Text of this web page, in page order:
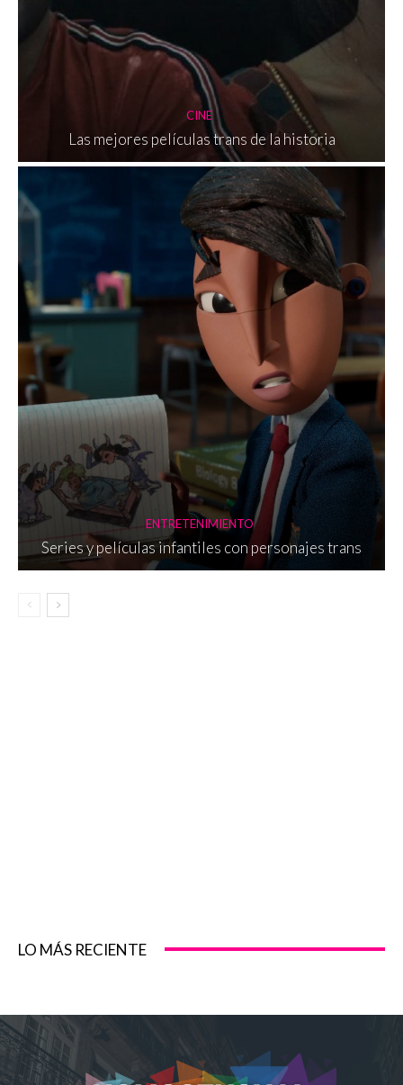
CINE
Las mejores películas trans de la historia
ENTRETENIMIENTO
Series y películas infantiles con personajes trans
LO MÁS RECIENTE